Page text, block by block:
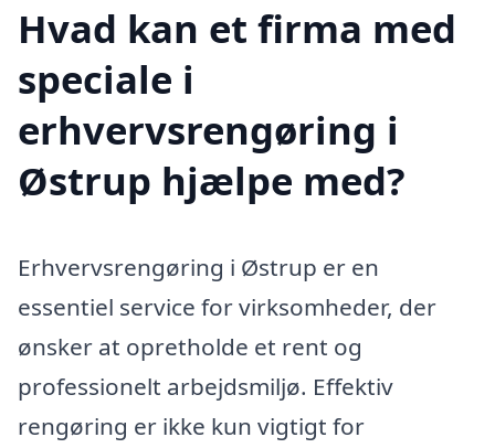
Hvad kan et firma med
speciale i
erhvervsrengøring i
Østrup hjælpe med?
Erhvervsrengøring i Østrup er en
essentiel service for virksomheder, der
ønsker at opretholde et rent og
professionelt arbejdsmiljø. Effektiv
rengøring er ikke kun vigtigt for